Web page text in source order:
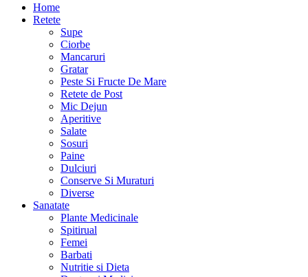
Home
Retete
Supe
Ciorbe
Mancaruri
Gratar
Peste Si Fructe De Mare
Retete de Post
Mic Dejun
Aperitive
Salate
Sosuri
Paine
Dulciuri
Conserve Si Muraturi
Diverse
Sanatate
Plante Medicinale
Spitirual
Femei
Barbati
Nutritie si Dieta